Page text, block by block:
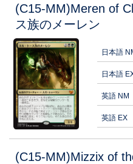
(C15-MM)Meren of
ス族のメーレン
日本語
日本語
英語 NM
英語 EX
(C15-MM)Mizzix of